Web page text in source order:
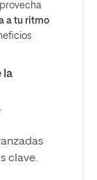
a tu ritmo
la
clave.